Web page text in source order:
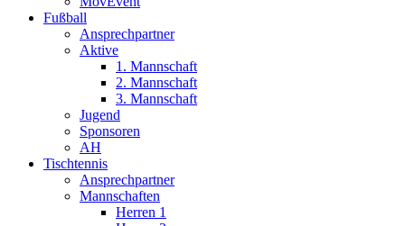
Fußball
Ansprechpartner
Aktive
1. Mannschaft
2. Mannschaft
3. Mannschaft
Jugend
Sponsoren
AH
Tischtennis
Ansprechpartner
Mannschaften
Herren 1